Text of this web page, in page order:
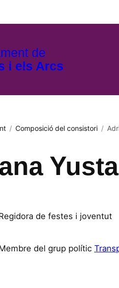
de
i els Arcs
/ Composició del consistori /
de festes i joventut
del grup polític